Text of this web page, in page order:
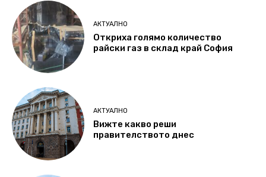
АКТУАЛНО
Откриха голямо количество
райски газ в склад край София
АКТУАЛНО
Вижте какво реши
правителството днес